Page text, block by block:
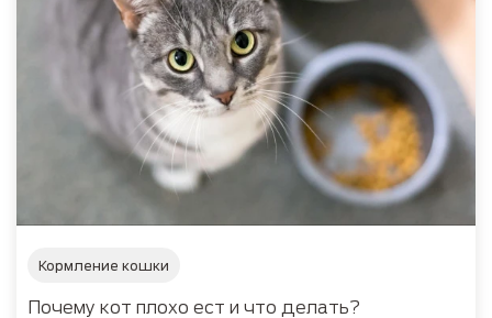
Кормление кошки
Почему кот плохо ест и что делать?